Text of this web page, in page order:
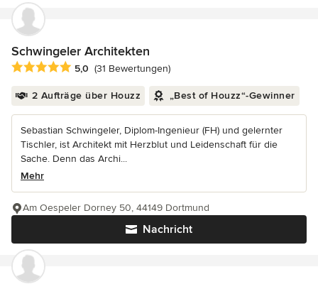
Schwingeler Architekten
Durchschnittliche Bewertung: 5 von 5 Sternen
5,0 (31 Bewertungen)
2 Aufträge über Houzz „Best of Houzz“-Gewinner
Sebastian Schwingeler, Diplom-Ingenieur (FH) und gelernter
Tischler, ist Architekt mit Herzblut und Leidenschaft für die
Sache. Denn das Archi...
Mehr
Nachricht
Am Oespeler Dorney 50, 44149 Dortmund